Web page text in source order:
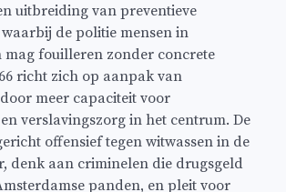
uitbreiding van preventieve
de politie mensen in
mag fouilleren zonder concrete
richt zich op aanpak van
meer capaciteit voor
verslavingszorg in het centrum. De
offensief tegen witwassen in de
denk aan criminelen die drugsgeld
panden, en pleit voor